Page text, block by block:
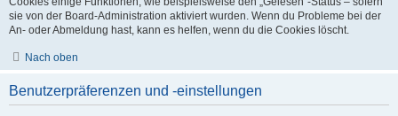
sie von der Board-Administration aktiviert wurden. Wenn du Probleme bei der
An- oder Abmeldung hast, kann es helfen, wenn du die Cookies löscht.
Nach oben
Benutzerpräferenzen und -einstellungen